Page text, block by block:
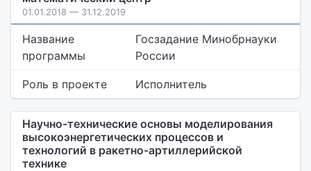
01.01.2018 — 31.12.2019
Название
программы
Госзадание Минобрнауки
России
Роль в проекте Исполнитель
Научно-технические основы моделирования
высокоэнергетических процессов и
технологий в ракетно-артиллерийской
технике